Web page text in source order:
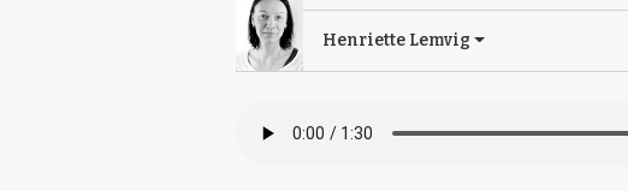
Henriette Lemvig